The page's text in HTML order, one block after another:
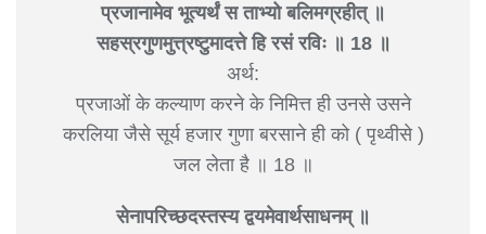
प्रजानामेव भूत्यर्थं स ताभ्यो बलिमग्रहीत् ॥
सहस्रगुणमुत्त्रष्टुमादत्ते हि रसं रविः ॥ 18 ॥
अर्थ:
प्रजाओं के कल्याण करने के निमित्त ही उनसे उसने
करलिया जैसे सूर्य हजार गुणा बरसाने ही को ( पृथ्वीसे )
जल लेता है ॥ 18 ॥
सेनापरिच्छदस्तस्य द्वयमेवार्थसाधनम् ॥